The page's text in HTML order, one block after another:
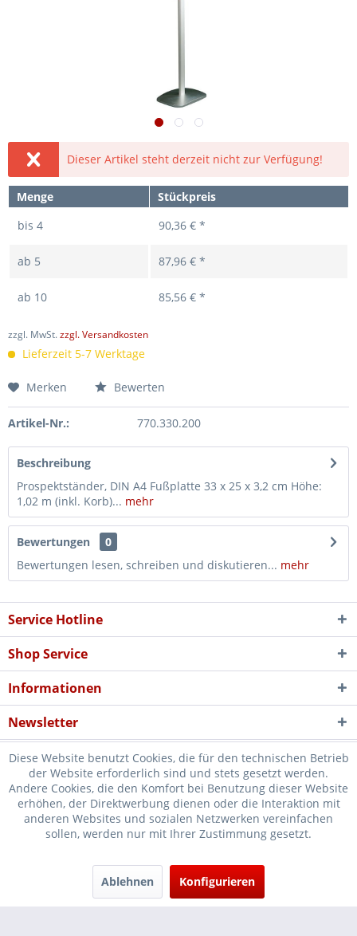
Dieser Artikel steht derzeit nicht zur Verfügung!
Menge
Stückpreis
bis 4 90,36 € *
ab 5 87,96 € *
ab 10 85,56 € *
zzgl. MwSt.zzgl. Versandkosten
Lieferzeit 5-7 Werktage
Merken Bewerten
Artikel-Nr.: 770.330.200
Beschreibung
Prospektständer, DIN A4 Fußplatte 33 x 25 x 3,2 cm Höhe:
1,02 m (inkl. Korb)... mehr
Bewertungen
0
Bewertungen lesen, schreiben und diskutieren... mehr
Service Hotline
Shop Service
Informationen
Newsletter
* Verkauf nur an Unternehmer, Gewerbetreibende, Freiberufler und
öffentliche Institutionen, daher verstehen sich alle Preise zzgl.
nicht anders beschrieben
Diese Website benutzt Cookies, die für den technischen Betrieb
der Website erforderlich sind und stets gesetzt werden.
Andere Cookies, die den Komfort bei Benutzung dieser Website
erhöhen, der Direktwerbung dienen oder die Interaktion mit
anderen Websites und sozialen Netzwerken vereinfachen
sollen, werden nur mit Ihrer Zustimmung gesetzt.
Ablehnen Konfigurieren